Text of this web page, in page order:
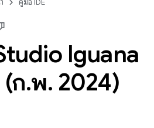
คู่มือ IDE
Iguana
ก.พ. 2024)